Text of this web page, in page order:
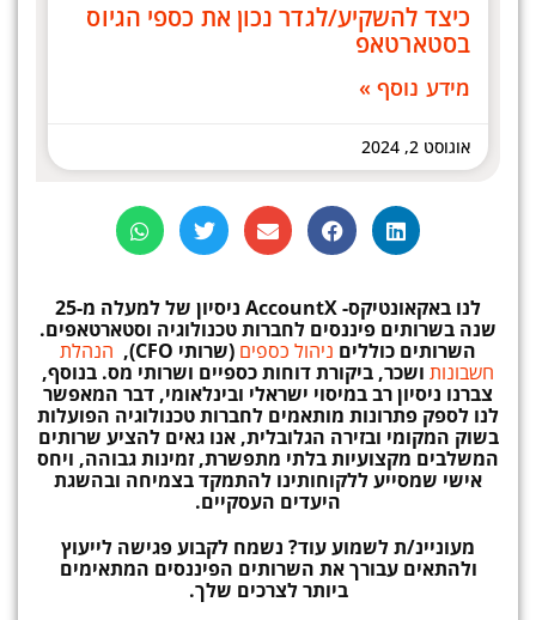
כיצד להשקיע/לגדר נכון את כספי הגיוס
בסטארטאפ
מידע נוסף »
אוגוסט 2, 2024
לנו באקאונטיקס-AccountX ניסיון
של למעלה מ-25
שנה בשרותים פיננסים לחברות טכנולוגיה וסטארטאפים.
השרותים כוללים ניהול כספים (שרותי CFO),
הנהלת
חשבונות ושכר, ביקורת דוחות כספיים ושרותי מס. בנוסף,
צברנו ניסיון רב במיסוי ישראלי ובינלאומי, דבר המאפשר
לנו לספק פתרונות מותאמים לחברות טכנולוגיה הפועלות
בשוק המקומי ובזירה הגלובלית, אנו גאים להציע שרותים
המשלבים מקצועיות בלתי מתפשרת, זמינות גבוהה, ויחס
אישי שמסייע ללקוחותינו להתמקד בצמיחה ובהשגת
היעדים העסקיים.
מעוניינ/ת לשמוע עוד? נשמח לקבוע פגישה לייעוץ
ולהתאים עבורך את השרותים הפיננסים המתאימים
ביותר לצרכים שלך.